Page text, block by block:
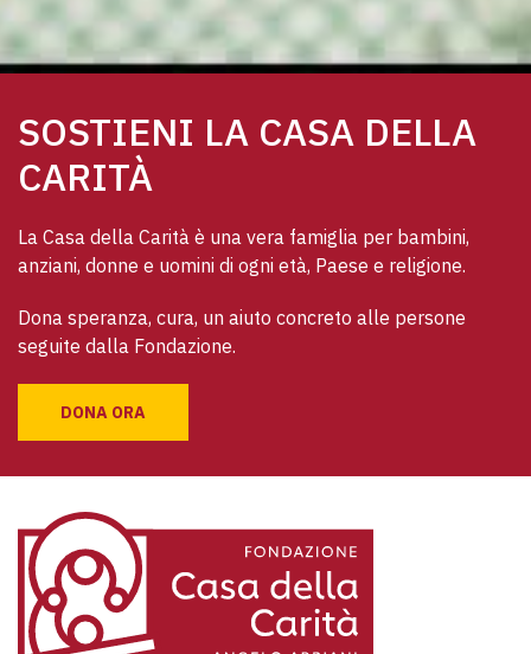
SOSTIENI LA CASA DELLA
CARITÀ
La Casa della Carità è una vera famiglia per bambini,
anziani, donne e uomini di ogni età, Paese e religione.
Dona speranza, cura, un aiuto concreto alle persone
seguite dalla Fondazione.
DONA ORA